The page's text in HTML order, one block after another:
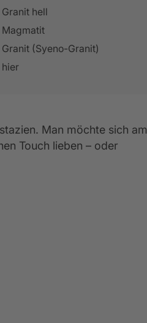
Küchenschule
Granit hell
Magmatit
Granit (Syeno-Granit)
hier
Man möchte sich am
Touch lieben – oder